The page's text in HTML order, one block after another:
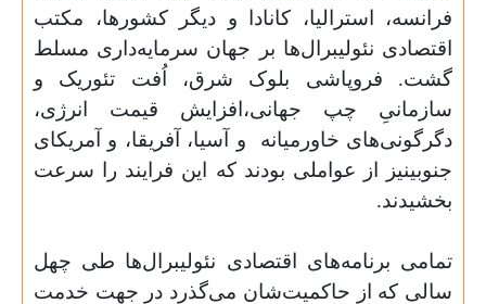
فرانسه، استرالیا، کانادا و دیگر کشورها، مکتب
اقتصادی نئولیبرال‌ها بر جهان سرمایه‌داری مسلط
گشت. فروپاشی بلوک شرق، اُفت تئوریک و
سازمانیِ چپ جهانی،افزایش قیمت انرژی،
دگرگونی‌های خاورمیانه
و آسیا، آفریقا، و آمریکای
جنوبینیز از عواملی بودند که این فرایند را سرعت
بخشیدند.
تمامی برنامه‌های اقتصادی نئولیبرال‌ها طی چهل
سالی که از حاکمیت‌شان می‌گذرد در جهت خدمت